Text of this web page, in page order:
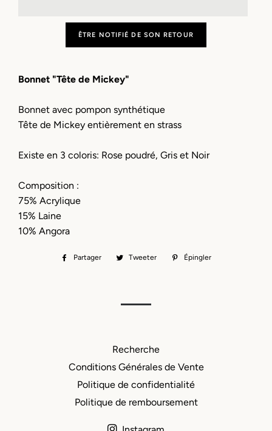
ÊTRE NOTIFIÉ DE SON RETOUR
Bonnet "Tête de Mickey"
Bonnet avec pompon synthétique
Tête de Mickey entièrement en strass
Existe en 3 coloris: Rose poudré, Gris et Noir
Composition :
75% Acrylique
15% Laine
10% Angora
Partager
PartagerTweeter
TweeterÉpingler
Recherche
Conditions Générales de Vente
Politique de confidentialité
Politique de remboursement